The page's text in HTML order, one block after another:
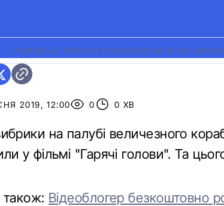
PORSCHE TAYCAN РОЗГАНЯЄТЬСЯ НА
2019, 12:00 0 0 ХВ
на палубі величезного
у фільмі "Гарячі голови". Та
також: Відеоблогер безкоштовно